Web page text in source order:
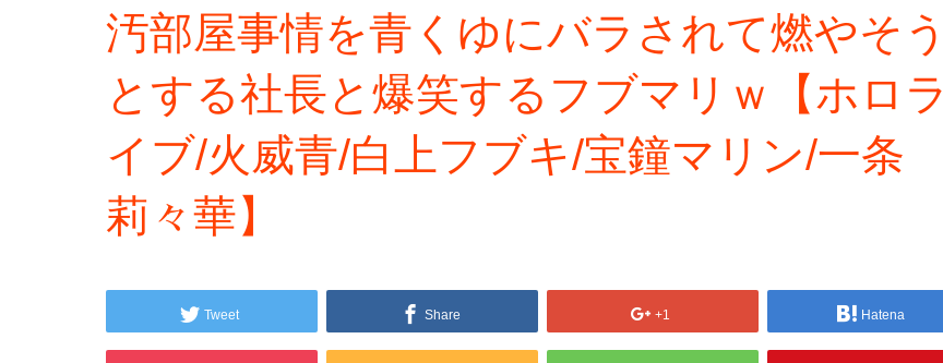
汚部屋事情を青くゆにバラされて燃やそう
とする社長と爆笑するフブマリｗ【ホロラ
イブ/火威青/白上フブキ/宝鐘マリン/一条
莉々華】
Tweet Share +1 Hatena